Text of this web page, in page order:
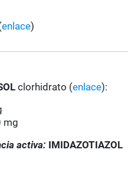
enlace)
clorhidrato (enlace):
mg
activa: IMIDAZOTIAZOL